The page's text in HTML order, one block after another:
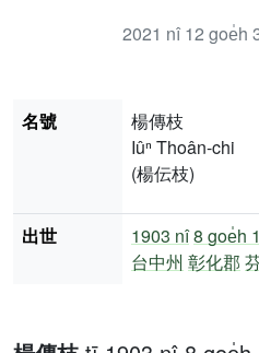
2021 nî 12 goe̍h
名號
楊傳枝
Iûⁿ Thoân-chi
(楊伝枝)
出世 1903 nî8 goe̍h
台中州 彰化郡